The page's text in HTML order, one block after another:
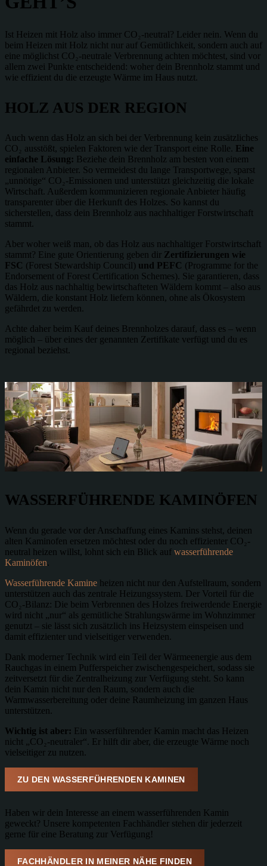
Ist Heizen mit Holz also immer CO₂-neutral? Leider nein. Wenn du
beim Heizen mit Holz nicht nur auf Gemütlichkeit, sondern auch auf
eine möglichst CO₂-neutrale Verbrennung achten möchtest, sind vor
allem zwei Punkte entscheidend: woher dein Brennholz stammt und
wie effizient du die erzeugte Wärme im Haus nutzt.
HOLZ AUS DER REGION
Auch wenn das Holz an sich bei der Verbrennung kein zusätzliches
CO₂ ausstößt, spielen Faktoren wie der Transport eine Rolle. Eine
einfache Lösung: Beziehe dein Brennholz am besten von einem
regionalen Anbieter. So vermeidest du lange Transportwege, sparst
„unnötige“ CO₂-Emissionen und unterstützt gleichzeitig die lokale
Wirtschaft. Außerdem kommunizieren regionale Anbieter häufig
transparenter über die Herkunft des Holzes. So kannst du
sicherstellen, dass dein Brennholz aus nachhaltiger Forstwirtschaft
stammt.
Aber woher weiß man, ob das Holz aus nachhaltiger Forstwirtschaft
stammt? Eine gute Orientierung geben dir Zertifizierungen wie
FSC (Forest Stewardship Council) und PEFC (Programme for the
Endorsement of Forest Certification Schemes). Sie garantieren, dass
das Holz aus nachhaltig bewirtschafteten Wäldern kommt – also aus
Wäldern, die konstant Holz liefern können, ohne als Ökosystem
gefährdet zu werden.
Achte daher beim Kauf deines Brennholzes darauf, dass es – wenn
möglich – über eines der genannten Zertifikate verfügt und du es
regional beziehst.
WASSERFÜHRENDE KAMINÖFEN
Wenn du gerade vor der Anschaffung eines Kamins stehst, deinen
alten Kaminofen ersetzen möchtest oder du noch effizienter CO₂-
neutral heizen willst, lohnt sich ein Blick auf wasserführende
Kaminöfen.
Wasserführende Kamine heizen nicht nur den Aufstellraum, sondern
unterstützen auch das zentrale Heizungssystem. Der Vorteil für die
CO₂-Bilanz: Die beim Verbrennen des Holzes freiwerdende Energie
wird nicht „nur“ als gemütliche Strahlungswärme im Wohnzimmer
genutzt – sie lässt sich zusätzlich ins Heizsystem einspeisen und
damit effizienter und vielseitiger verwenden.
Dank moderner Technik wird ein Teil der Wärmeenergie aus dem
Rauchgas in einem Pufferspeicher zwischengespeichert, sodass sie
zeitversetzt für die Zentralheizung zur Verfügung steht. So kann
dein Kamin nicht nur den Raum, sondern auch die
Warmwasserbereitung oder deine Raumheizung im ganzen Haus
unterstützen.
Wichtig ist aber: Ein wasserführender Kamin macht das Heizen
nicht „CO₂-neutraler“. Er hilft dir aber, die erzeugte Wärme noch
vielseitiger zu nutzen.
ZU DEN WASSERFÜHRENDEN KAMINEN
Haben wir dein Interesse an einem wasserführenden Kamin
geweckt? Unsere kompetenten Fachhändler stehen dir jederzeit
gerne für eine Beratung zur Verfügung!
FACHHÄNDLER IN MEINER NÄHE FINDEN